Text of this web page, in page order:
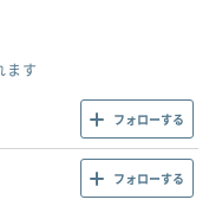
ます
フォローする
フォローする